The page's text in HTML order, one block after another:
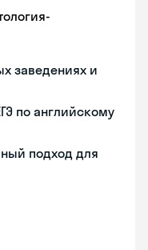
заведениях и
по английскому
подход для